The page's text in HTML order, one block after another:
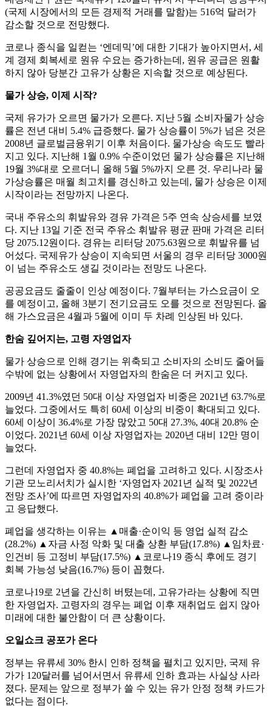
(국제 시장에서의 모든 경제적 거래를 말함)는 516억 달러가
감소할 것으로 전망했다.
코로나 종식을 일컫는 ‘엔데믹’에 대한 기대가 높아지면서, 세
계 경제 회복세로 원유 수요는 증가하는데, 원유 공급은 원활
하지 않아 당분간 고유가 상황은 지속할 것으로 예상된다.
물가 상승, 이제 시작?
국제 유가가 오르면 물가가 오른다. 지난 5월 소비자물가 상승
률은 전년 대비 5.4% 급증했다. 물가 상승률이 5%가 넘은 것은
2008년 글로벌금융위기 이후 처음이다. 물가상승 속도도 빨라
지고 있다. 지난해 1월 0.9% 수준이었던 물가 상승률은 지난해
19월 3%대로 오르더니 올해 5월 5%까지 오른 것. 우리나라 물
가상승률은 매월 최고치를 경신하고 있는데, 물가 상승은 이제
시작이라는 전망까지 나온다.
국내 주유소의 휘발유와 경유 가격은 5주 연속 상승세를 보였
다. 지난 13일 기준 전국 주유소 휘발유 평균 판매 가격은 리터
당 2075.12원이다. 경유는 리터당 2075.63원으로 휘발유를 넘
어섰다. 국제유가 상승이 지속되면 서울의 경우 리터당 3000원
이 넘는 주유소도 생길 것이라는 전망도 나온다.
공공요금도 줄줄이 인상 예정이다. 7월부터는 가스요금이 오
를 예정이고, 올해 3분기 전기요금도 오를 것으로 전망된다. 올
해 가스요금은 4월과 5월에 이미 두 차례 인상된 바 있다.
한숨 깊어지는, 고령 자영업자
물가 상승으로 인해 경기는 위축되고 소비자의 소비도 줄어들
수밖에 없는 상황에서 자영업자의 한숨은 더 커지고 있다.
2009년 41.3%였던 50대 이상 자영업자 비중은 2021년 63.7%로
늘었다. 그중에서도 특히 60세 이상의 비중이 확대되고 있다.
60세 이상이 36.4%로 가장 많았고 50대 27.3%, 40대 20.8% 순
이었다. 2021년 60세 이상 자영업자는 2020년 대비 12만 명이
늘었다.
그런데 자영업자 중 40.8%는 폐업을 고려하고 있다. 시장조사
기관 모노리서치가 실시한 ‘자영업자 2021년 실적 및 2022년
전망 조사’에 따르면 자영업자의 40.8%가 폐업을 고려 중이라
고 응답했다.
폐업을 생각하는 이유는 ▲매출·순이익 등 영업 실적 감소
(28.2%) ▲자금 사정 악화 및 대출 상환 부담(17.8%) ▲임차료·
인건비 등 고정비 부담(17.5%) ▲코로나19 종식 후에도 경기
회복 가능성 낮음(16.7%) 등이 꼽혔다.
코로나19로 2년을 간신히 버텼는데, 고유가라는 상황에 직면
한 자영업자. 고령자의 경우는 폐업 이후 재취업도 쉽지 않아
미래에 대한 불안함이 더 큰 상황이다.
오일쇼크 공포가 온다
정부는 유류세 30% 한시 인하 정책을 펼치고 있지만, 국제 유
가가 120달러를 넘어서면서 유류세 인하 효과는 사실상 사라
졌다. 문제는 앞으로 정부가 쓸 수 있는 유가 안정 정책 카드가
없다는 점이다.